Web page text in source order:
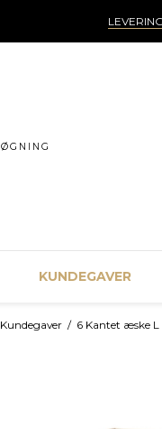
KUNDEGAVER
Kundegaver / 6 Kantet æske L